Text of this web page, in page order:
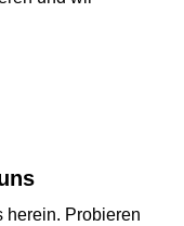
herein. Probieren